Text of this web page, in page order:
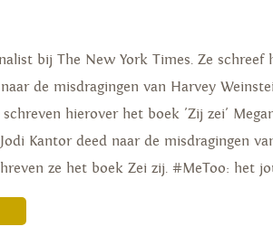
bij The New York Times. Ze
de misdragingen van Harvey
schreven hierover het boek 'Zij zei'
Kantor deed naar de misdragingen
ze het boek Zei zij. #MeToo: